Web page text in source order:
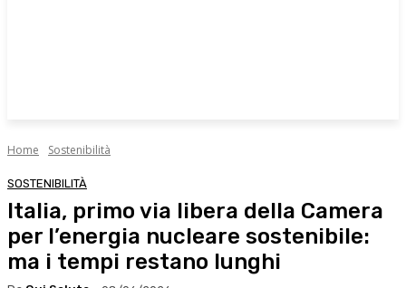
Home Sostenibilità
SOSTENIBILITÀ
Italia, primo via libera della Camera
per l’energia nucleare sostenibile:
ma i tempi restano lunghi